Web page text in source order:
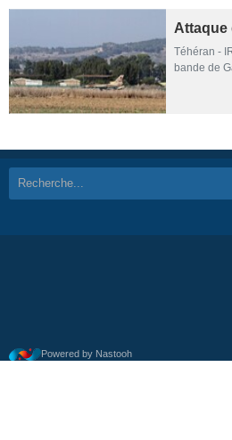
Attaque
Téhéran -
bande de
Powered by Nastooh